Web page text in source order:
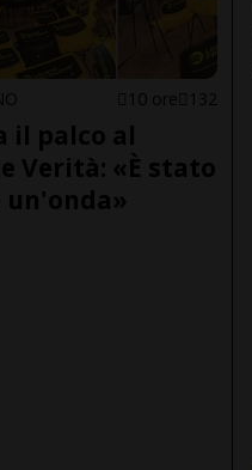
10 ore 132
il palco al
Verità: «È stato
un'onda»